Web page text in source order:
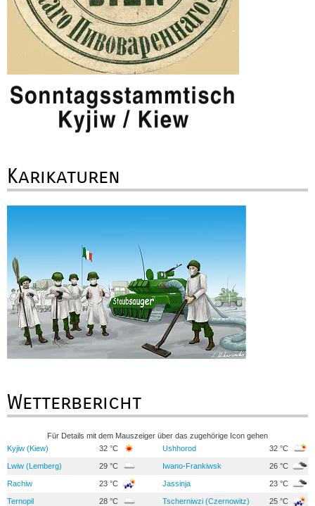
Karikaturen
Wetterbericht
Für Details mit dem Mauszeiger über das zugehörige Icon gehen
Kyjiw (Kiew)
32 °C Ushhorod 32 °C
Lwiw (Lemberg) 29 °C Iwano-Frankiwsk 26 °C
Rachiw 23 °C Jassinja 23 °C
Ternopil 28 °C Tscherniwzi (Czernowitz) 25 °C